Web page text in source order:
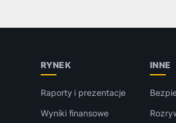
RYNEK
Raporty i prezentacje
Wyniki finansowe
INNE